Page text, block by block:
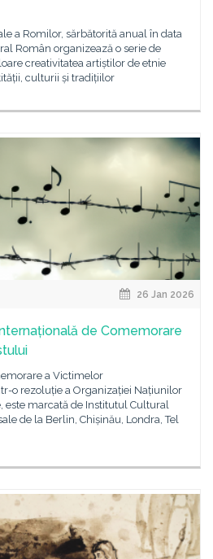
a Romilor, sărbătorită anual în data
Român organizează o serie de
creativitatea artiștilor de etnie
culturii și tradițiilor
26 Jan 2026
de Comemorare
a Victimelor
o rezoluție a Organizației Națiunilor
este marcată de Institutul Cultural
de la Berlin, Chișinău, Londra, Tel